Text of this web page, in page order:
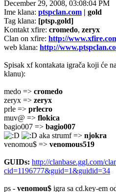
December 29, 2008, 03:08:04 PM
Ime klana: ptspclan.com | gold
Tag klana: [ptsp.gold]
Kontakt xfire: cromedo, zeryx
Clan on xfire: http://
web klana: http://
Spisak xf kontakata igrača koji će
klanu):
medo => cromedo
zeryx => zeryx
prle => prlecro
muv@ => flokica
bagio007 => bagio007
aka strumf => njokra
venomou$ => venomous519
GUIDs: http://clanbase.ggl.com/
cid=1196777&guid=1&guidid=34
ps - venomou$ igra sa cd.key-em